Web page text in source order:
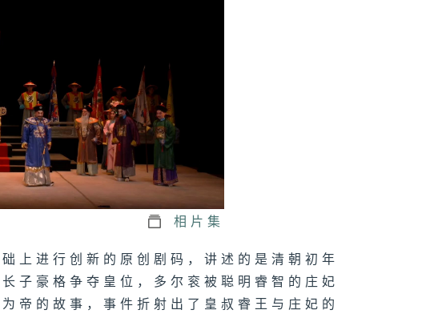
粤剧《花笺记》
粤剧 红拂女私奔
(下集)
粤剧-红拂女私奔
(上集)
相片集
上进行创新的原创剧码，讲述的是清朝初年
子豪格争夺皇位，多尔衮被聪明睿智的庄妃
帝的故事，事件折射出了皇叔睿王与庄妃的